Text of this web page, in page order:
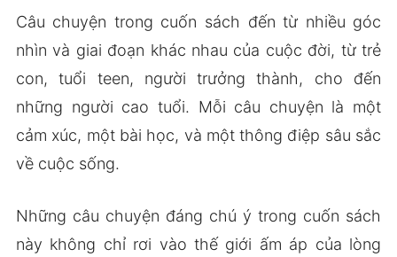
Câu chuyện trong cuốn sách đến từ nhiều góc
nhìn và giai đoạn khác nhau của cuộc đời, từ trẻ
con, tuổi teen, người trưởng thành, cho đến
những người cao tuổi. Mỗi câu chuyện là một
cảm xúc, một bài học, và một thông điệp sâu sắc
về cuộc sống.
Những câu chuyện đáng chú ý trong cuốn sách
này không chỉ rơi vào thế giới ấm áp của lòng